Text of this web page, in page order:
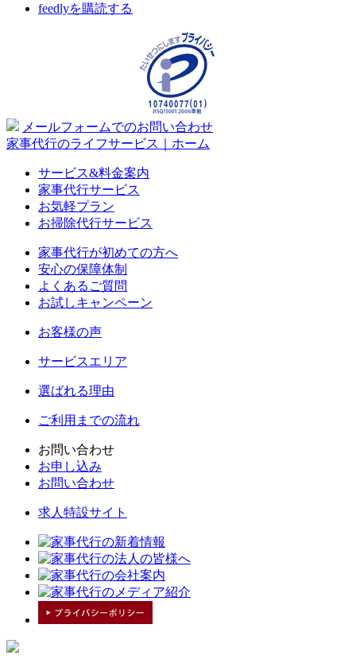
feedlyを購読する
メールフォームでのお問い合わせ
家事代行のライフサービス｜ホーム
サービス&料金案内
家事代行サービス
お気軽プラン
お掃除代行サービス
家事代行が初めての方へ
安心の保障体制
よくあるご質問
お試しキャンペーン
お客様の声
サービスエリア
選ばれる理由
ご利用までの流れ
お問い合わせ
お申し込み
お問い合わせ
求人特設サイト